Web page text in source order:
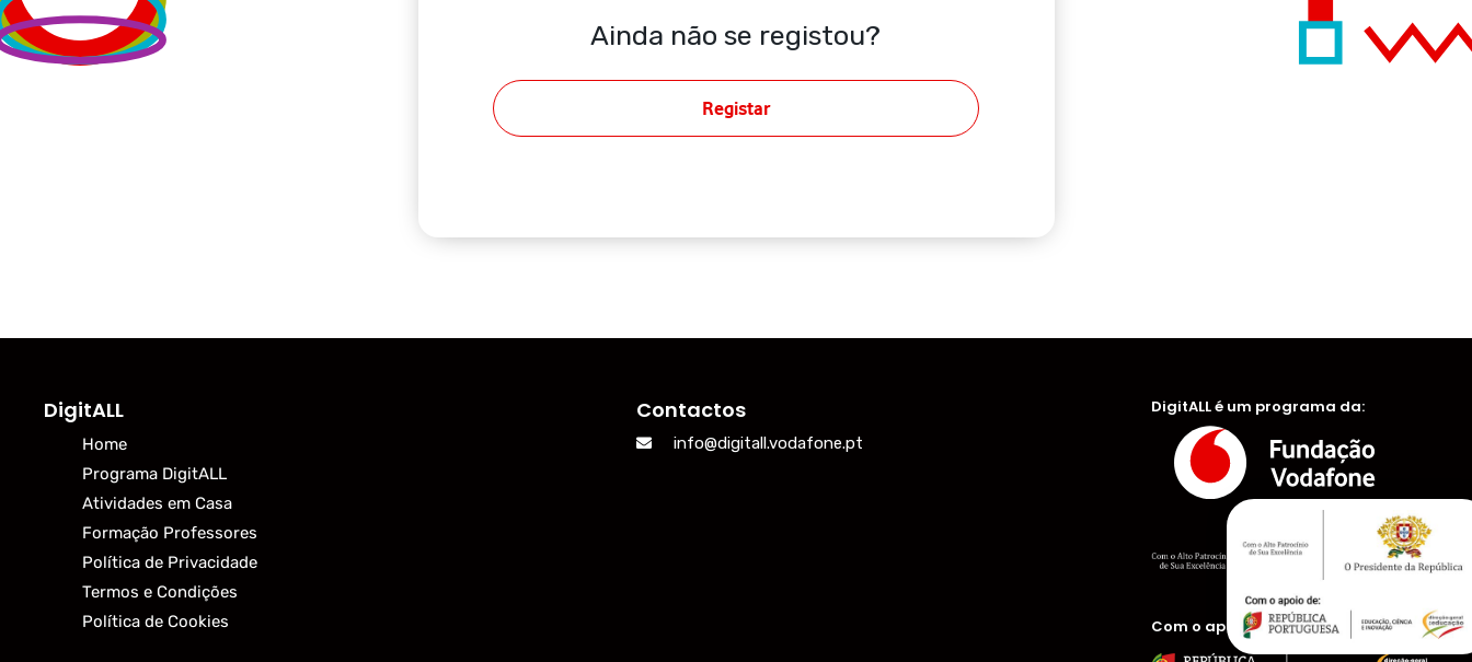
Ainda não se registou?
Registar
DigitALL
Home
Programa DigitALL
Atividades em Casa
Formação Professores
Política de Privacidade
Termos e Condições
Política de Cookies
Contactos
info@digitall.vodafone.pt
DigitALL é um programa da:
Com o apoio de: